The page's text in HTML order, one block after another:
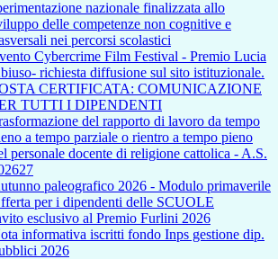
nazionale finalizzata allo
delle competenze non cognitive e
nei percorsi scolastici
Cybercrime Film Festival - Premio Lucia
richiesta diffusione sul sito istituzionale.
CERTIFICATA: COMUNICAZIONE
TUTTI I DIPENDENTI
del rapporto di lavoro da tempo
a tempo parziale o rientro a tempo pieno
personale docente di religione cattolica - A.S.
paleografico 2026 - Modulo primaverile
per i dipendenti delle SCUOLE
esclusivo al Premio Furlini 2026
informativa iscritti fondo Inps gestione dip.
2026